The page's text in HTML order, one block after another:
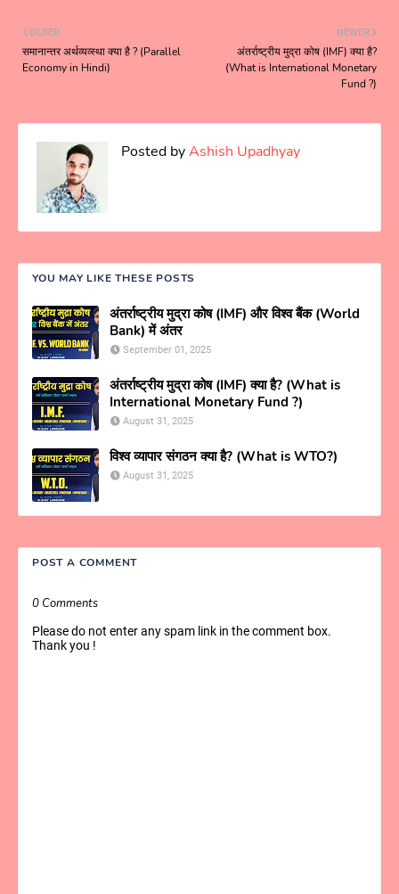
NEWER
अंतर्राष्ट्रीय मुद्रा कोष (IMF) क्या है?
(What is International Monetary
Fund ?)
OLDER
समानान्तर अर्थव्यव्स्था क्या है ? (Parallel
Economy in Hindi)
Posted byAshish Upadhyay
YOU MAY LIKE THESE POSTS
अंतर्राष्ट्रीय मुद्रा कोष (IMF) और विश्व बैंक (World
Bank) में अंतर
September 01, 2025
अंतर्राष्ट्रीय मुद्रा कोष (IMF) क्या है? (What is
International Monetary Fund ?)
August 31, 2025
विश्व व्यापार संगठन क्या है? (What is WTO?)
August 31, 2025
POST A COMMENT
0 Comments
Please do not enter any spam link in the comment box.
Thank you !